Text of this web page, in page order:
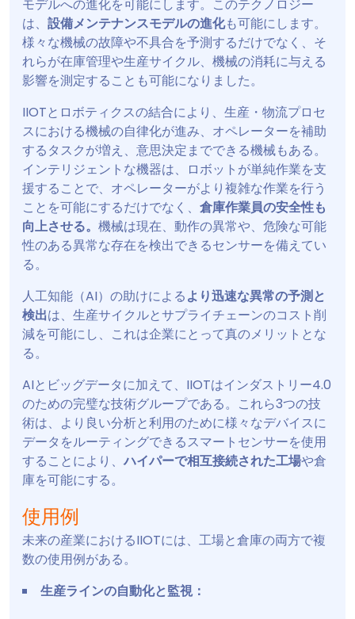
モデルへの進化を可能にします。このテクノロジー
は、 設備メンテナンスモデルの進化も可能にします。
様々な機械の故障や不具合を予測するだけでなく、そ
れらが在庫管理や生産サイクル、機械の消耗に与える
影響を測定することも可能になりました。
IIOTとロボティクスの結合により、生産・物流プロセ
スにおける機械の自律化が進み、オペレーターを補助
するタスクが増え、意思決定までできる機械もある。
インテリジェントな機器は、ロボットが単純作業を支
援することで、オペレーターがより複雑な作業を行う
ことを可能にするだけでなく、 倉庫作業員の安全性も
向上させる。 機械は現在、動作の異常や、危険な可能
性のある異常な存在を検出できるセンサーを備えてい
る。
人工知能（AI）の助けによるより迅速な異常の予測と
検出は、生産サイクルとサプライチェーンのコスト削
減を可能にし、これは企業にとって真のメリットとな
る。
AIとビッグデータに加えて、IIOTはインダストリー4.0
のための完璧な技術グループである。これら3つの技
術は、より良い分析と利用のために様々なデバイスに
データをルーティングできるスマートセンサーを使用
することにより、ハイパーで相互接続された工場や倉
庫を可能にする。
使用例
未来の産業におけるIIOTには、工場と倉庫の両方で複
数の使用例がある。
生産ラインの自動化と監視：